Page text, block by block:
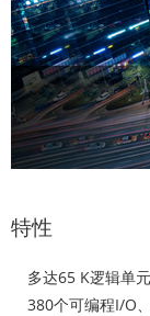
特性
多达65 K逻辑单
380个可编程I/O